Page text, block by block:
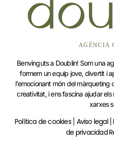
Benvinguts a Doublin! Som una
formem un equip jove, divertit i
l’emocionant món del màrqueting
creativitat, i ens fascina ajudar
xarxes
Política de cookies| Aviso legal|
de privacidad